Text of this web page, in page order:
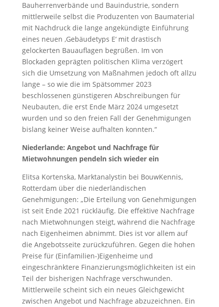
Bauherrenverbände und Bauindustrie, sondern
mittlerweile selbst die Produzenten von Baumaterial
mit Nachdruck die lange angekündigte Einführung
eines neuen ‚Gebäudetyps E‘ mit drastisch
gelockerten Bauauflagen begrüßen. Im von
Blockaden geprägten politischen Klima verzögert
sich die Umsetzung von Maßnahmen jedoch oft allzu
lange – so wie die im Spätsommer 2023
beschlossenen günstigeren Abschreibungen für
Neubauten, die erst Ende März 2024 umgesetzt
wurden und so den freien Fall der Genehmigungen
bislang keiner Weise aufhalten konnten.“
Niederlande: Angebot und Nachfrage für
Mietwohnungen pendeln sich wieder ein
Elitsa Kortenska, Marktanalystin bei BouwKennis,
Rotterdam über die niederländischen
Genehmigungen: „Die Erteilung von Genehmigungen
ist seit Ende 2021 rückläufig. Die effektive Nachfrage
nach Mietwohnungen steigt, während die Nachfrage
nach Eigenheimen abnimmt. Dies ist vor allem auf
die Angebotsseite zurückzuführen. Gegen die hohen
Preise für (Einfamilien-)Eigenheime und
eingeschränktere Finanzierungsmöglichkeiten ist ein
Teil der bisherigen Nachfrage verschwunden.
Mittlerweile scheint sich ein neues Gleichgewicht
zwischen Angebot und Nachfrage abzuzeichnen. Ein